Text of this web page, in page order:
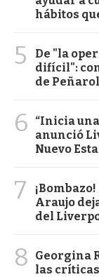
hábitos
5
De "la
difícil":
de
6
“Inicia
anunció
Nuevo
7
Araujo
del
8
Georgina
las